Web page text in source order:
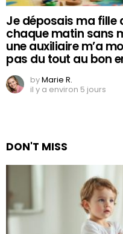
Je déposais ma fille
chaque matin sans
une auxiliaire m’a
pas du tout au bon
byMarie R.
il y a environ 5 jours
DON'T MISS